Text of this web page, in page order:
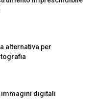
alternativa per
digitali